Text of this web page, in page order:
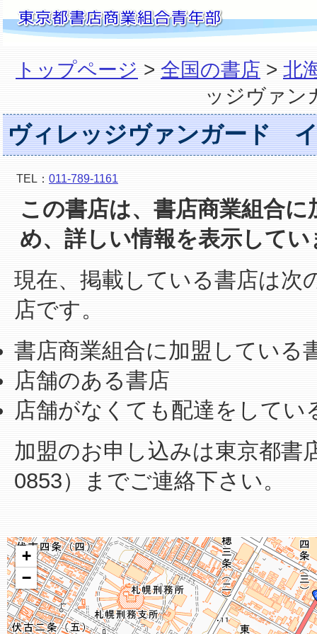
トップページ > 全国の書店 > 北
ッジヴァ
ヴィレッジヴァンガード
TEL： 011-789-1161
この書店は、書店商業組合
め、詳しい情報を表示して
現在、掲載している書店は次
店です。
書店商業組合に加盟している
店舗のある書店
店舗がなくても配達をしてい
加盟のお申し込みは東京都書
0853）までご連絡下さい。
+
−